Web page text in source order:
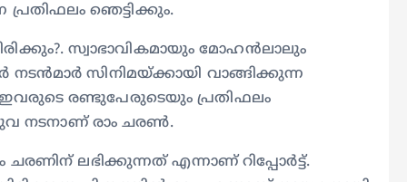
ഞെട്ടിക്കും.
സ്വാഭാവികമായും മോഹൻലാലും
നടൻമാര്‍ സിനിമയ്‍ക്കായി വാങ്ങിക്കുന്ന
രണ്ടുപേരുടെയും പ്രതിഫലം
നടനാണ് രാം ചരണ്‍.
ലഭിക്കുന്നത് എന്നാണ് റിപ്പോര്‍ട്ട്.